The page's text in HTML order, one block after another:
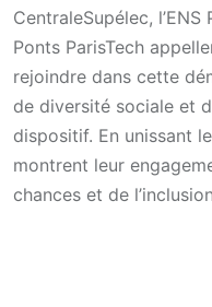
CentraleSupélec,
Ponts ParisTech
rejoindre dans cette
de diversité sociale et
dispositif. En unissant
montrent leur
chances et de